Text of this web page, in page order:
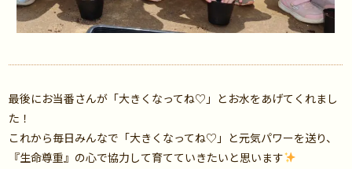
最後にお当番さんが「大きくなってね♡」とお水をあげてくれまし
た！
これから毎日みんなで「大きくなってね♡」と元気パワーを送り、
『生命尊重』の心で協力して育てていきたいと思います